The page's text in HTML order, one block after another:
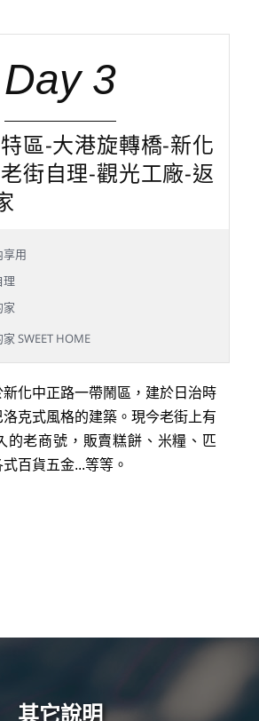
Day 3
區-大港旋轉橋-新化
街自理-觀光工廠-返
享用
理
家
SWEET HOME
新化中正路一帶鬧區，建於日治時
克式風格的建築。現今老街上有
的老商號，販賣糕餅、米糧、匹
百貨五金...等等。
其它說明